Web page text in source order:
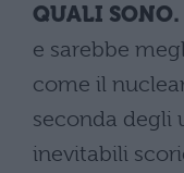
QUALI SONO.
e sarebbe
come il
seconda degli
inevitabili